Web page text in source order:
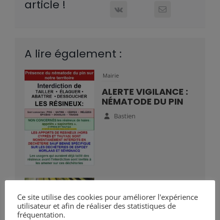
article !
A lire également :
Mairie
ALERTE VIGILANCE :
NÉMATODE DU PIN
Bastien
VIGILANCE :
PRÉSENCE DU
Ce site utilise des cookies pour améliorer l'expérience
utilisateur et afin de réaliser des statistiques de
fréquentation.